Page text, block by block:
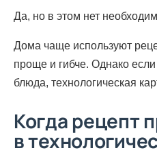
Да, но в этом нет
Дома чаще используют
проще и гибче. Однако
блюда, технологическая
Когда рецепт
в